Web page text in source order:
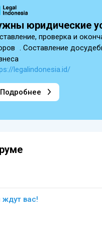
юридические
проверка и
. Составление
legalindonesia.id/
Подробнее
вас!